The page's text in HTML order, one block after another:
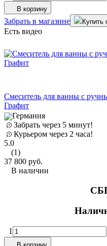
В корзину
Забрать в магазине Купить
Есть видео
Смеситель для ванны с
Графит
Германия
Забрать через 5 минут!
Курьером через 2 часа!
5.0
(1)
37 800 руб.
В наличии
1